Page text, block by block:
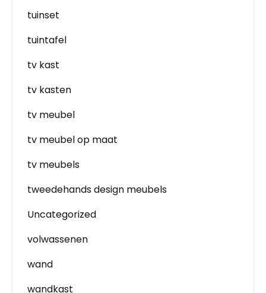
tuinset
tuintafel
tv kast
tv kasten
tv meubel
tv meubel op maat
tv meubels
tweedehands design meubels
Uncategorized
volwassenen
wand
wandkast